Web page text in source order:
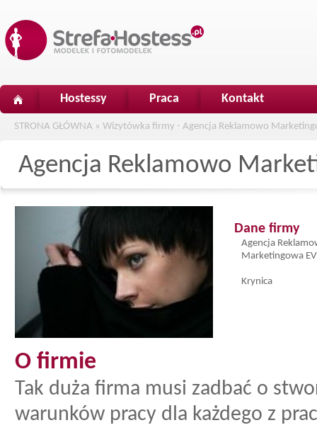
Hostessy Praca Kontakt
STRONA GŁÓWNA » Wizytówka firmy - Agencja Reklamowo
Agencja Reklamowo
Dane firmy
Agencja
Marketingowa
Krynica
O firmie
Tak duża firma musi zadbać o
warunków pracy dla każdego z